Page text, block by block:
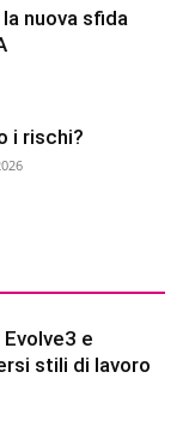
nuova sfida
i rischi?
e
stili di lavoro